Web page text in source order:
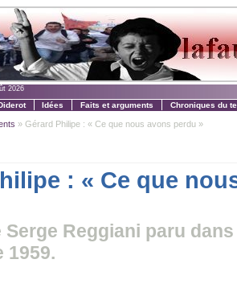
2026
Idées Faits et arguments Chroniques du
» Gérard Philipe : « Ce que nous avons perdu »
: « Ce que
Serge Reggiani paru
1959.